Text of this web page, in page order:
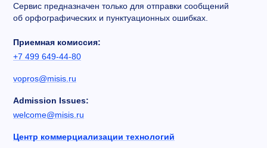
Сервис предназначен только для отправки сообщений
об орфографических и пунктуационных ошибках.
Приемная комиссия:
+7 499 649-44-80
vopros@misis.ru
Admission Issues:
welcome@misis.ru
Центр коммерциализации технологий